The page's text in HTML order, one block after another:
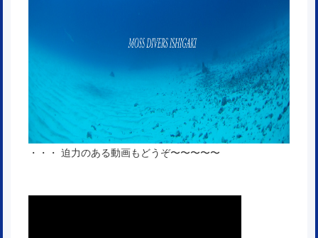
・・・ 迫力のある動画もどうぞ〜〜〜〜〜